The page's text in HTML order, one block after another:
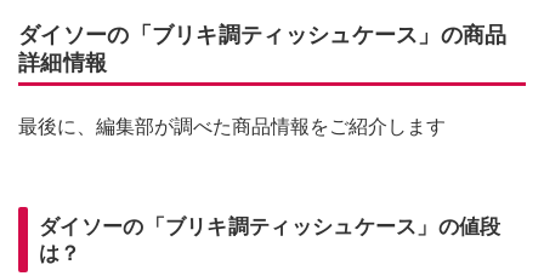
ダイソーの「ブリキ調ティッシュケース」の商品
詳細情報
最後に、編集部が調べた商品情報をご紹介します
ダイソーの「ブリキ調ティッシュケース」の値段
は？